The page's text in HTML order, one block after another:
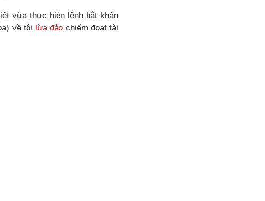
vừa thực hiện lệnh bắt khẩn
về tội lừa đảo chiếm đoạt tài